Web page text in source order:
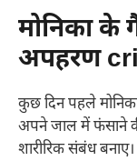
मोनिका के
अपहरण
कुछ दिन पहले
अपने जाल में फंसाने
शारीरिक संबंध